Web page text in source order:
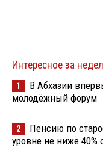
Интересное за
1
В Абхазии
молодёжный форум
2
Пенсию по
уровне не ниже 40%